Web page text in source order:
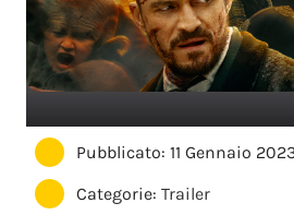
Pubblicato: 11 Gennaio
Categorie:Trailer